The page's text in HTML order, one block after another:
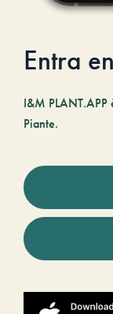
Entra
I&M
Piante.